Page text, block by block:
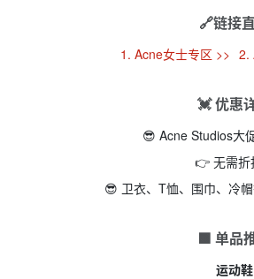
🔗链接
1. Acne女士专区 >> 2.
💓 优惠
😎 Acne Studios大
👉 无需折
😎 卫衣、T恤、围巾、冷帽
🟩 单品
运动鞋